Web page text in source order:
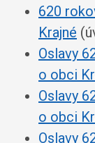
620
Krajné
Oslavy
o obci
Oslavy
o obci
Oslavy